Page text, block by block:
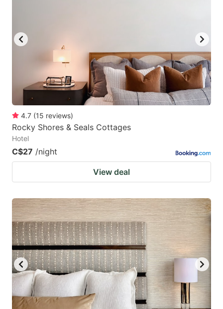
4.7 (15 reviews)
Rocky Shores & Seals Cottages
Hotel
C$27 /night
View deal